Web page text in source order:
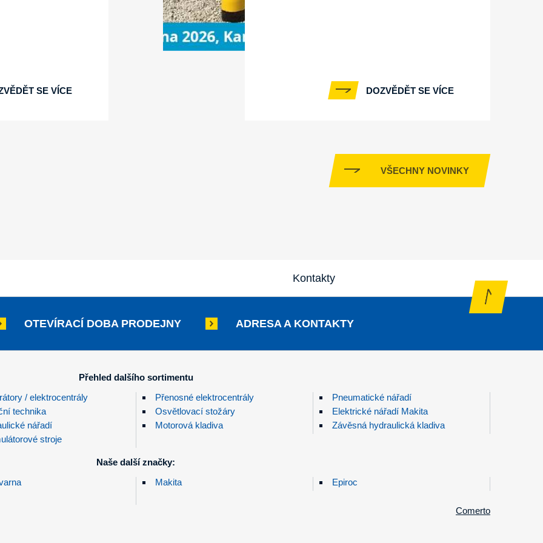
SE VÍCE DOZVĚDĚT SE VÍCE
VŠECHNY NOVINKY
Kontakty
OTEVÍRACÍ DOBA PRODEJNY ADRESA A KONTAKTY
Přehled dalšího sortimentu
/ elektrocentrály
Přenosné elektrocentrály
Pneumatické nářadí
technika
Osvětlovací stožáry
Elektrické nářadí Makita
nářadí
Motorová kladiva
Závěsná hydraulická kladiva
stroje
Naše další značky:
Makita Epiroc
Comerto